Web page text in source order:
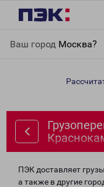
Ваш город Москва?
Краснокаменск
ПЭК доставляет
а также в другие